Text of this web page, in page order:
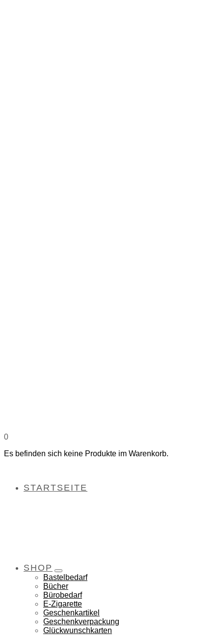
0
Es befinden sich keine Produkte im Warenkorb.
STARTSEITE
SHOP
Bastelbedarf
Bücher
Bürobedarf
E-Zigarette
Geschenkartikel
Geschenkverpackung
Glückwunschkarten